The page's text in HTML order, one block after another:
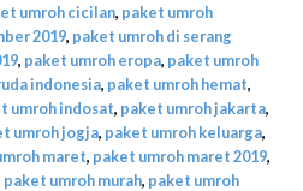
umroh cicilan, paket umroh
2019, paket umroh di serang
, paket umroh eropa, paket umroh
indonesia, paket umroh hemat,
umroh indosat, paket umroh jakarta,
umroh jogja, paket umroh keluarga,
maret, paket umroh maret 2019,
paket umroh murah, paket umroh